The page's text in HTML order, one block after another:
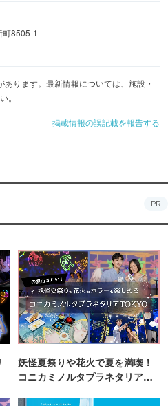
町8505-1
ります。最新情報については、施設・
。
掲載情報の誤記載を報告する
PR
妖怪夏祭りや花火で夏を満喫！
コニカミノルタプラネタリア